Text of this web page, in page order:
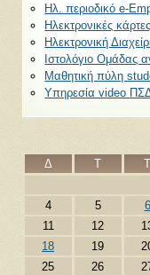
Ηλ. περιοδικό e-
Ηλεκτρονικές κάρτες
Ηλεκτρονική
Ιστολόγιο Ομάδας
Μαθητική πύλη
Υπηρεσία video
Δ
Τ Τ
4
5 6
11
12
18
19
25
26